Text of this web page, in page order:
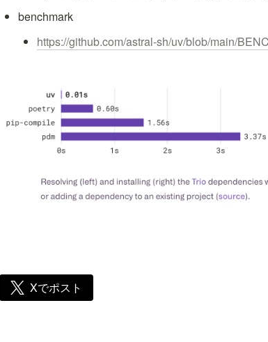
benchmark
https://github.com/astral-sh/uv/blob/main/
Xでポスト